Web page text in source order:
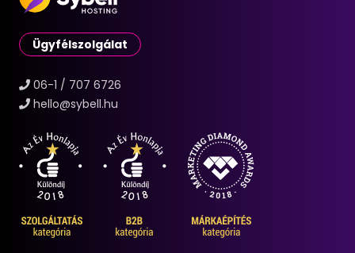
Ügyfélszolgálat
06-1 / 707 6726
hello@sybell.hu